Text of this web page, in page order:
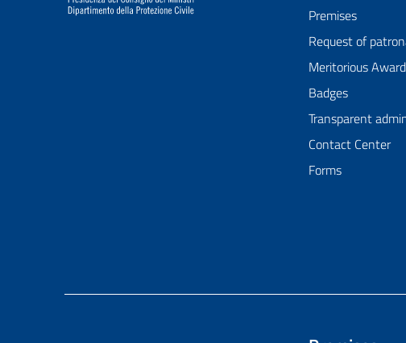
Premises
Request of
Meritorious Award
Badges
Transparent
Contact Center
Forms